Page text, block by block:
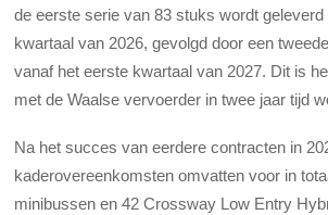
de eerste serie van 83 stuks wordt
kwartaal van 2026, gevolgd door een
vanaf het eerste kwartaal van 2027. Dit is
met de Waalse vervoerder in twee jaar tijd
Na het succes van eerdere contracten in
kaderovereenkomsten omvatten voor in
minibussen en 42 Crossway Low Entry